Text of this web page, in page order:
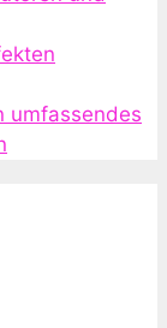
umfassendes